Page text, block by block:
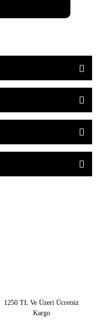
1250 TL Ve Üzeri Ücretsiz
Kargo